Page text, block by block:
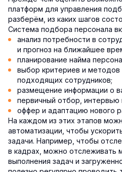
платформ для управления
разберём, из каких шагов
Система подбора персонала
анализ потребности в
и прогноз на ближайшее
планирование найма
выбор критериев и
подходящих сотрудников;
размещение информации о
первичный отбор, интервью
оффер и адаптацию нового
На каждом из этих этапов
автоматизации, чтобы
задачи. Например, чтобы
в кадрах, можно отслеживать
выполнения задач и